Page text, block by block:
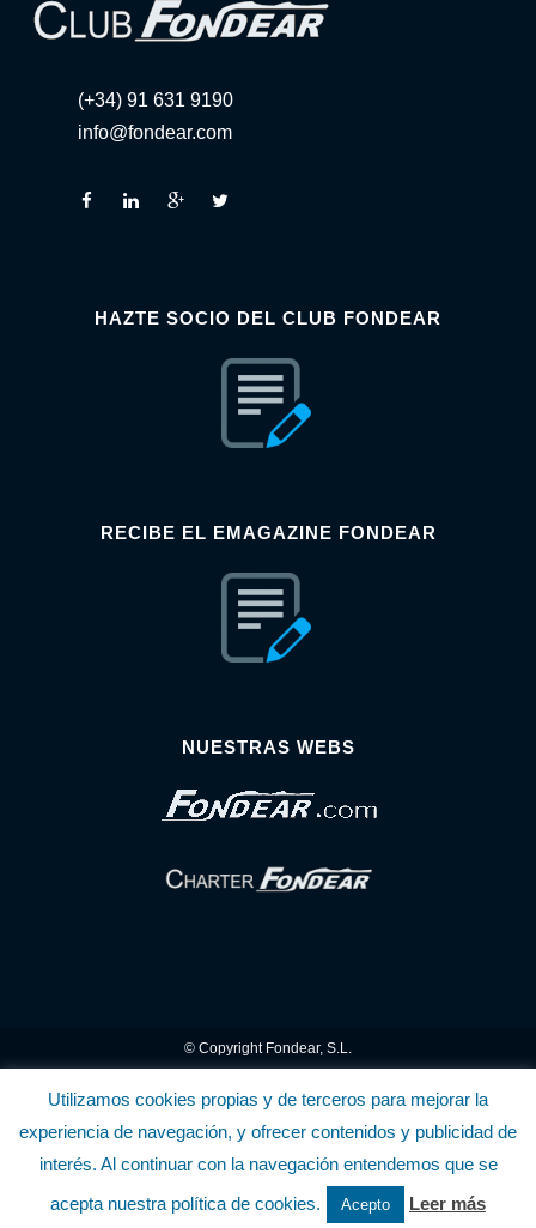
(+34) 91 631 9190
info@fondear.com
HAZTE SOCIO DEL CLUB FONDEAR
RECIBE EL EMAGAZINE FONDEAR
NUESTRAS WEBS
© Copyright Fondear, S.L.
Aunque se consideran exactas, declinamos toda responsabilidad sobre la
información y precios inscritos. Estas informaciones no son contractuales.
Política de privacidad y cookies .........................-......................... Política de utilización
Utilizamos cookies propias y de terceros para mejorar la
experiencia de navegación, y ofrecer contenidos y publicidad de
interés. Al continuar con la navegación entendemos que se
acepta nuestra política de cookies.
Acepto Leer más